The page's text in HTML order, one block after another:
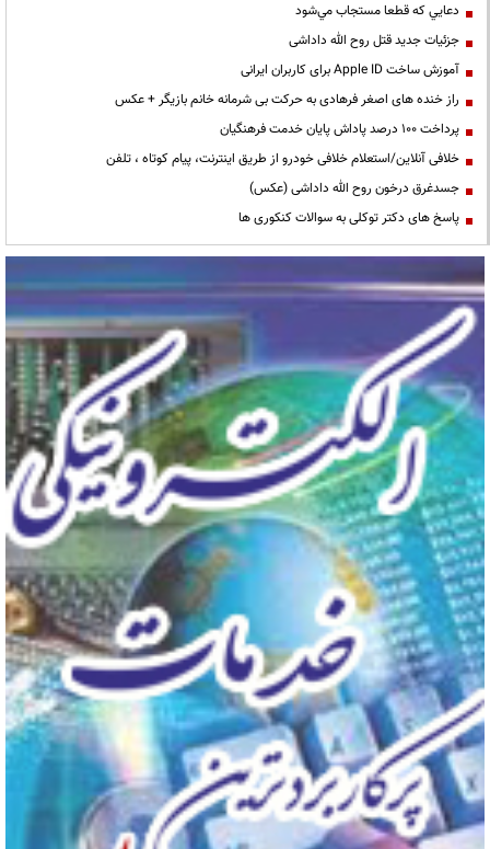
دعايي كه قطعا مستجاب مي‌شود
جزئیات جدید قتل روح الله داداشی
آموزش ساخت Apple ID برای کاربران ایرانی
راز خنده های اصغر فرهادی به حرکت بی شرمانه خانم بازیگر + عکس
پرداخت ۱۰۰ درصد پاداش پایان خدمت فرهنگیان
خلافی آنلاین/استعلام خلافی خودرو از طریق اینترنت، پیام کوتاه ، تلفن
جسدغرق درخون روح الله داداشی (عکس)
پاسخ های دکتر توکلی به سوالات کنکوری ها